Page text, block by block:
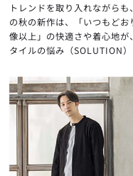
トレンドを取り入れながら
の秋の新作は、
「いつもど
像以上」の快適さや着心地が
タイルの悩み（SOLUTION）